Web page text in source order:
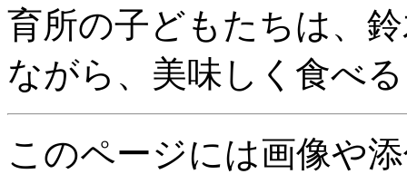
育所の子どもたちは、
ながら、美味しく食べ
このページには画像や